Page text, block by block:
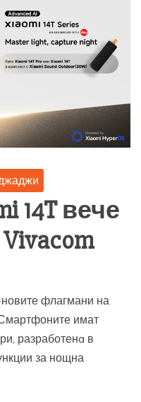
14T вече
флагмани на
имат
разработенa в
за нощна